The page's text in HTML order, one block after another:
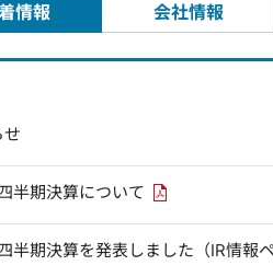
情報 会社情報
せ
半期決算について PDFリンクを新
半期決算を発表しました（IR情報ペ